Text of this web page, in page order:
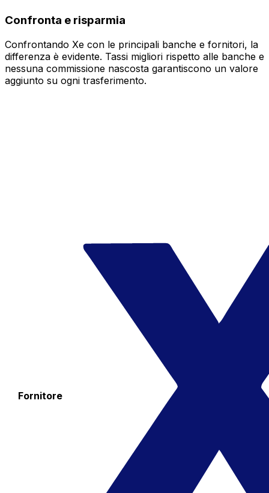
Confronta e risparmia
Confrontando Xe con le principali banche e fornitori, la
differenza è evidente. Tassi migliori rispetto alle banche e
nessuna commissione nascosta garantiscono un valore
aggiunto su ogni trasferimento.
Fornitore